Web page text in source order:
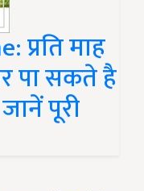
प्रति माह
पा सकते है
पूरी